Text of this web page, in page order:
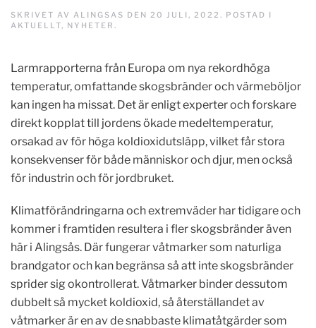
SKRIVET AV ALINGSAS DEN 20 JULI, 2022 . POSTAD I
AKTUELLT, NYHETER .
Larmrapporterna från Europa om nya rekordhöga
temperatur, omfattande skogsbränder och värmeböljor
kan ingen ha missat. Det är enligt experter och forskare
direkt kopplat till jordens ökade medeltemperatur,
orsakad av för höga koldioxidutsläpp, vilket får stora
konsekvenser för både människor och djur, men också
för industrin och för jordbruket.
Klimatförändringarna och extremväder har tidigare och
kommer i framtiden resultera i fler skogsbränder även
här i Alingsås. Där fungerar våtmarker som naturliga
brandgator och kan begränsa så att inte skogsbränder
sprider sig okontrollerat. Våtmarker binder dessutom
dubbelt så mycket koldioxid, så återställandet av
våtmarker är en av de snabbaste klimatåtgärder som